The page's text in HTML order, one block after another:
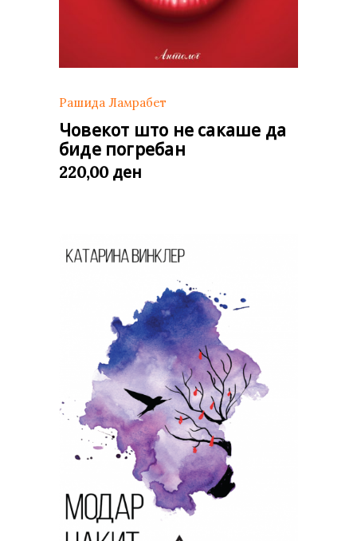
Рашида Ламрабет
Човекот што не сакаше да
биде погребан
220,00 ден